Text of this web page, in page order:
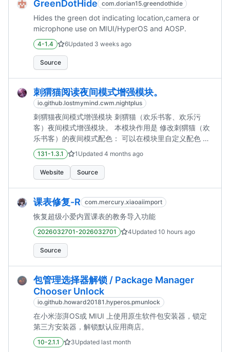
GreenDotHide com.dorian15.greendothide
Hides the green dot indicating location,camera or
microphone use on MIUI/HyperOS and AOSP.
4-1.4 6Updated 3 weeks ago
Source
刺猬猫阅读夜间模式增强模块。
io.github.lostmymind.cwm.nightplus
刺猬猫夜间模式增强模块 刺猬猫（欢乐书客、欢乐污
客）夜间模式增强模块。 本模块作用是 修改刺猬猫（欢
乐书客）的夜间模式配色： 可以在模块里自定义配色 可
以使用默认黑底（#000000）白字（#FFFFFF）配色 ⚠️
建议搭配 拒绝强制亮度 使用。 使用方式 在 Lsposed 中
启用模块，并勾选 刺猬猫。 自测环境：安卓 16 +
Lsposed-IT(7577)，刺猬猫版本 2.9.359 可用。 其他版
动时对其资源值进行 Hook，...
131-1.3.1 1 Updated 4 months ago
Website Source
课表修复-R com.mercury.xiaoaiimport
恢复超级小爱内置课表的教务导入功能
2026032701-2026032701 4Updated 10 hours ago
Source
包管理选择器解锁 / Package Manager
Chooser Unlock
io.github.howard20181.hyperos.pmunlock
在小米澎湃OS或 MIUI 上使用原生软件包安装器，锁定
第三方安装器，解锁默认应用商店。
10-2.1.1 3Updated last month